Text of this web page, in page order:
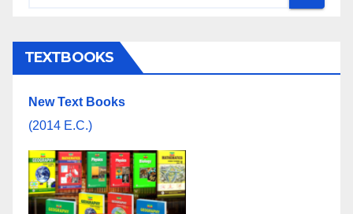
TEXTBOOKS
New Text Books
(2014 E.C.)